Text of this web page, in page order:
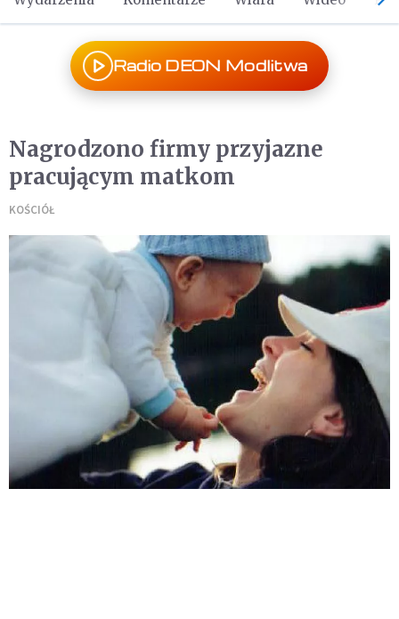
Radio DEON Modlitwa
Nagrodzono firmy przyjazne
pracującym matkom
KOŚCIÓŁ